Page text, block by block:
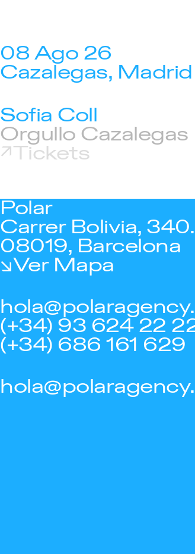
08 Ago 26
Cazalegas, Madrid
Sofia Coll
Orgullo Cazalegas
Tickets
Polar
Carrer Bolivia, 340.
08019, Barcelona
Ver Mapa
(+34) 93 624 22
(+34) 686 161 629